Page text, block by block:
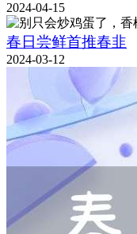
2024-04-15
春日尝鲜首推春韭
2024-03-12